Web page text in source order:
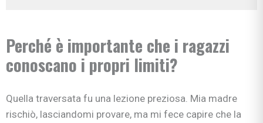
Perché è importante che i ragazzi
conoscano i propri limiti?
Quella traversata fu una lezione preziosa. Mia madre
rischiò, lasciandomi provare, ma mi fece capire che la